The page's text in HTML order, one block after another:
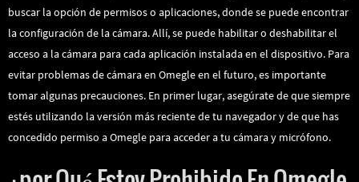
buscar la opción de permisos o aplicaciones, donde se puede encontrar
la configuración de la cámara. Allí, se puede habilitar o deshabilitar el
acceso a la cámara para cada aplicación instalada en el dispositivo. Para
evitar problemas de cámara en Omegle en el futuro, es importante
tomar algunas precauciones. En primer lugar, asegúrate de que siempre
estés utilizando la versión más reciente de tu navegador y de que has
concedido permiso a Omegle para acceder a tu cámara y micrófono.